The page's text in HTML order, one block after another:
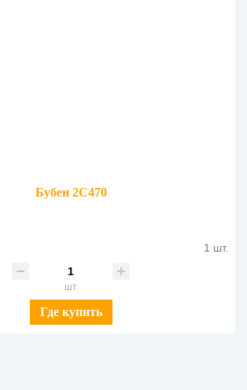
Бубен 2С470
1 шт.
шт
Где купить